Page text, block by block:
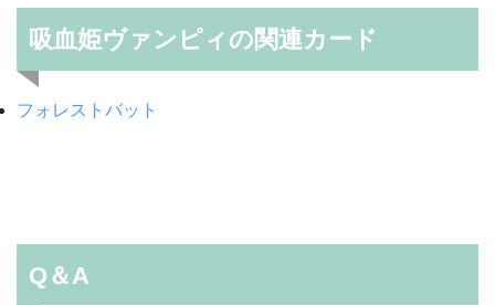
吸血姫ヴァンピィの関連カード
フォレストバット
Q＆A